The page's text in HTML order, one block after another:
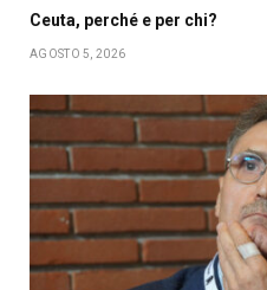
Ceuta, perché e per chi?
AGOSTO 5, 2026